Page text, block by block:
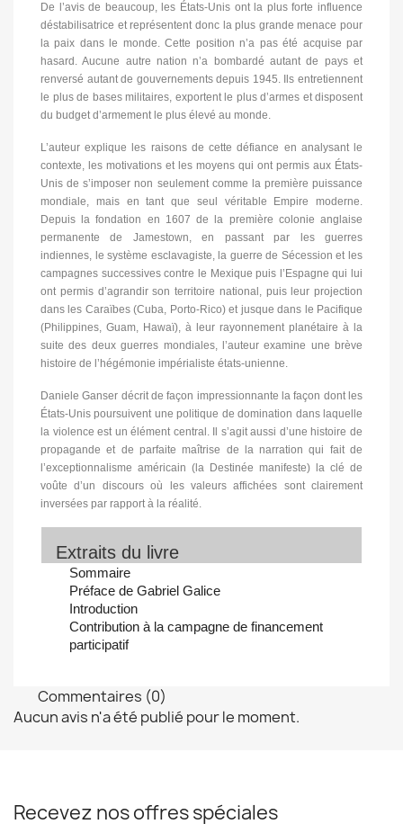
De l’avis de beaucoup, les États-Unis ont la plus forte influence
déstabilisatrice et représentent donc la plus grande menace pour
la paix dans le monde. Cette position n’a pas été acquise par
hasard. Aucune autre nation n’a bombardé autant de pays et
renversé autant de gouvernements depuis 1945. Ils entretiennent
le plus de bases militaires, exportent le plus d’armes et disposent
du budget d’armement le plus élevé au monde.
L’auteur explique les raisons de cette défiance en analysant le
contexte, les motivations et les moyens qui ont permis aux États-
Unis de s’imposer non seulement comme la première puissance
mondiale, mais en tant que seul véritable Empire moderne.
Depuis la fondation en 1607 de la première colonie anglaise
permanente de Jamestown, en passant par les guerres
indiennes, le système esclavagiste, la guerre de Sécession et les
campagnes successives contre le Mexique puis l’Espagne qui lui
ont permis d’agrandir son territoire national, puis leur projection
dans les Caraïbes (Cuba, Porto-Rico) et jusque dans le Pacifique
(Philippines, Guam, Hawaï), à leur rayonnement planétaire à la
suite des deux guerres mondiales, l’auteur examine une brève
histoire de l’hégémonie impérialiste états-unienne.
Daniele Ganser décrit de façon impressionnante la façon dont les
États-Unis poursuivent une politique de domination dans laquelle
la violence est un élément central. Il s’agit aussi d’une histoire de
propagande et de parfaite maîtrise de la narration qui fait de
l’exceptionnalisme américain (la Destinée manifeste) la clé de
voûte d’un discours où les valeurs affichées sont clairement
inversées par rapport à la réalité.
Extraits du livre
Sommaire
Préface de Gabriel Galice
Introduction
Contribution à la campagne de financement
participatif
Commentaires (0)
Aucun avis n'a été publié pour le moment.
Recevez nos offres spéciales